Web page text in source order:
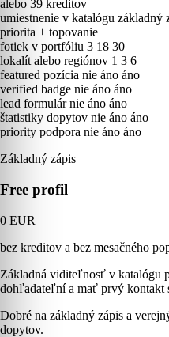
alebo 39 kreditov
umiestnenie v katalógu základný
priorita + topovanie
fotiek v portfóliu 3 18 30
lokalít alebo regiónov 1 3 6
featured pozícia nie áno áno
verified badge nie áno áno
lead formulár nie áno áno
štatistiky dopytov nie áno áno
priority podpora nie áno áno
Základný zápis
Free profil
0 EUR
bez kreditov a bez mesačného
Základná viditeľnosť v katalógu
dohľadateľní a mať prvý kontakt
Dobré na základný zápis a
dopytov.